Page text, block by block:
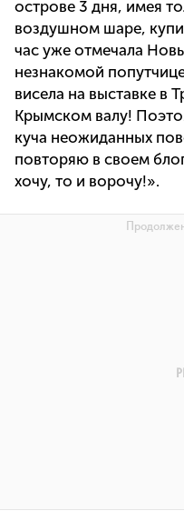
острове 3 дня, имея
воздушном шаре,
час уже отмечала
незнакомой
висела на выставке в
Крымском валу!
куча неожиданных
повторяю в своем
хочу, то и ворочу!».